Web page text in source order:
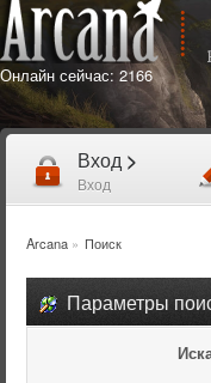
Онлайн сейчас: 2166
Вход >
Вход
Arcana» Поиск
Параметры